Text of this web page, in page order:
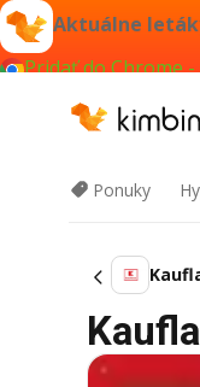
Aktuálne
Pridať do Chrome -
Ponuky